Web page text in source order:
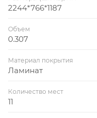
2244*766*1187
Объем
0.307
Материал покрытия
Ламинат
Количество мест
11